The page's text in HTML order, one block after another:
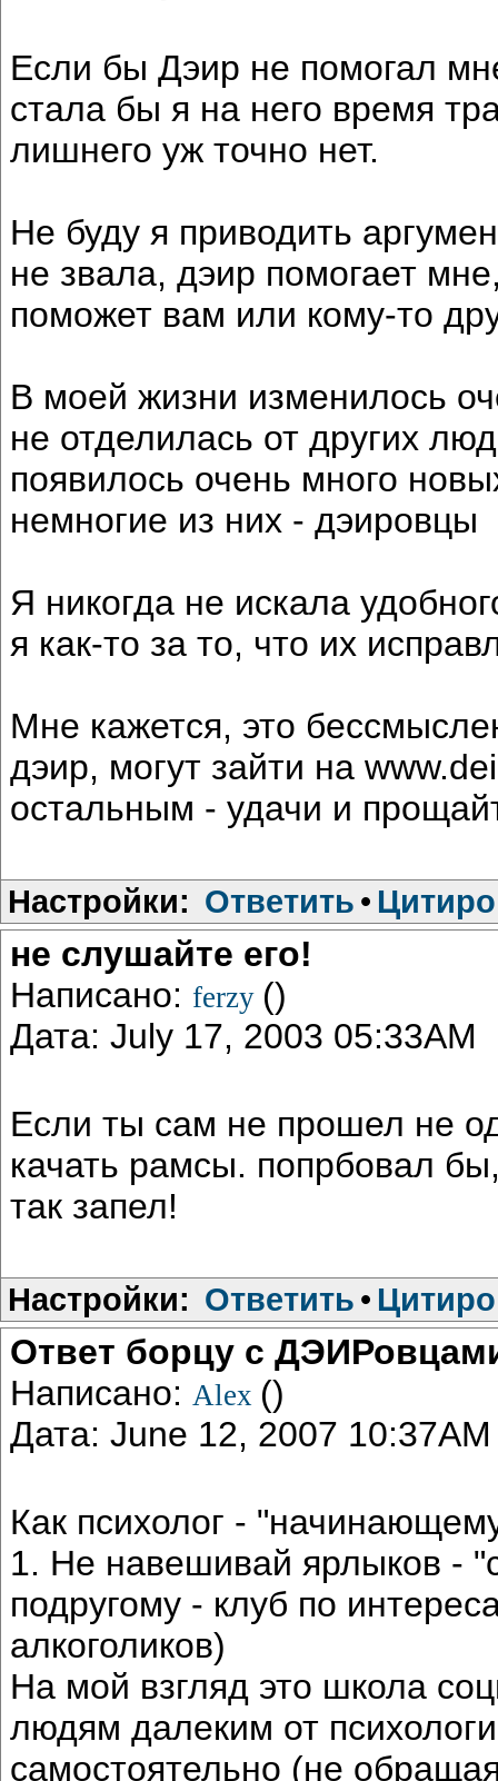
Если бы Дэир не помогал
стала бы я на него время
лишнего уж точно нет.
Не буду я приводить
не звала, дэир помогает
поможет вам или кому-то
В моей жизни изменилось
не отделилась от других
появилось очень много
немногие из них - дэировцы
Я никогда не искала
я как-то за то, что их
Мне кажется, это
дэир, могут зайти на
остальным - удачи и
Настройки: Ответить •
не слушайте его!
Написано: ferzy ()
Дата: July 17, 2003 05:33AM
Если ты сам не прошел не
качать рамсы. попрбовал
так запел!
Настройки: Ответить •
Ответ борцу с
Написано: Alex ()
Дата: June 12, 2007 10:37AM
Как психолог -
1. Не навешивай ярлыков -
подругому - клуб по
алкоголиков)
На мой взгляд это школа
людям далеким от
самостоятельно (не